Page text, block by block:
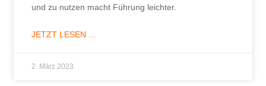
und zu nutzen macht Führung leichter.
JETZT LESEN ...
2. März 2023